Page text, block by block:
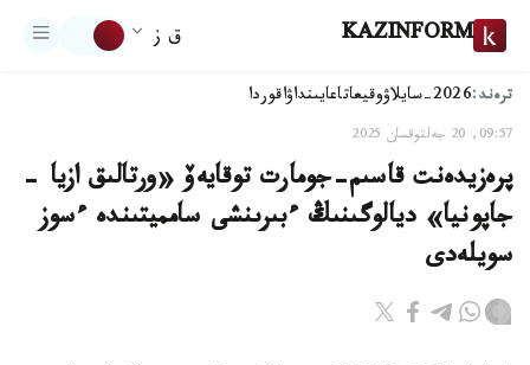
KAZINFORM ق ز
ترەند:2026-سايلاۋ وقيعاتاعايىنداۋاقوردا
09:57, 20 جەلتوقسان 2025
پرەزيدەنت قاسىم-جومارت توقايەۆ «ورتالىق ازيا -
جاپونيا» ديالوگىنىڭ ءبىرىنشى سامميتىندە ءسوز
سويلەدى